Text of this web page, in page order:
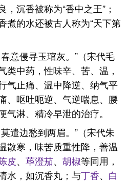
沉香被称为“香中之王”；
煮的水还被古人称为“天下第
意侵寻玉琯灰。”（宋代毛
类中药，性味辛、苦、温，
气止痛、温中降逆、纳气平
、呕吐呃逆、气逆喘息、腰
淋、精冷早泄的治疗。
遣边愁到两眉。”（宋代朱
散寒，味苦质重性降，善温
皮、 荜澄茄、 胡椒等同用，
水，如沉香丸；与丁香、 白